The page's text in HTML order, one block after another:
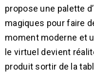
propose une palette
magiques pour faire
moment moderne et
le virtuel devient
produit sortir de la